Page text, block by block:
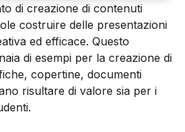
di creazione di contenuti
costruire delle presentazioni
ed efficace. Questo
di esempi per la creazione di
copertine, documenti
risultare di valore sia per i